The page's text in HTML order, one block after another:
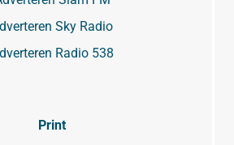
Sky Radio
Radio 538
Print